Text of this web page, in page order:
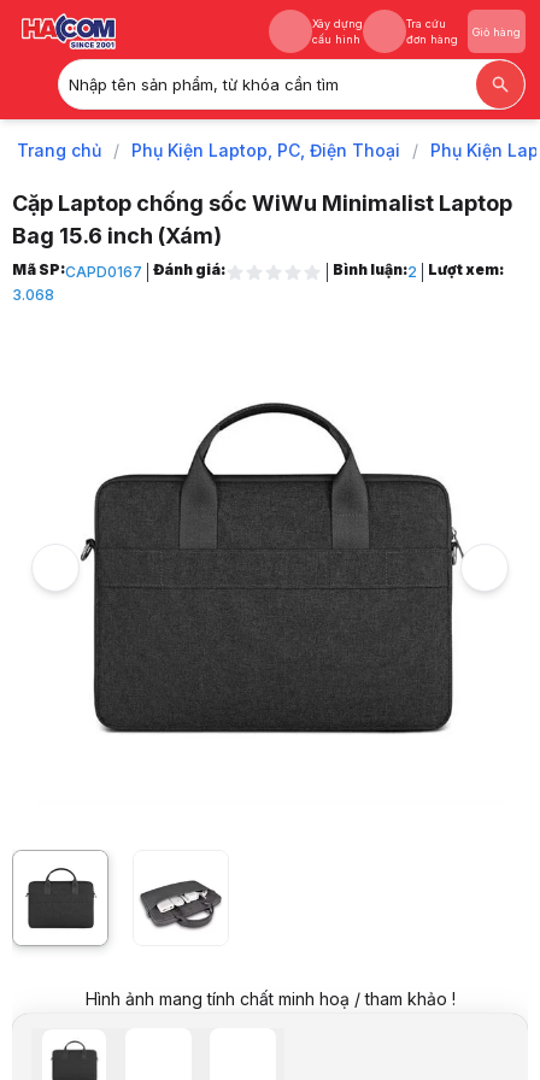
Xây dựng
cấu hình
Tra cứu
đơn hàng
Giỏ hàng
Nhập tên sản phẩm, từ khóa cần tìm
Xây dựng
Tra cứu
Trang chủ / Phụ Kiện Laptop, PC, Điện Thoại / Phụ Kiện
Cặp Laptop chống sốc WiWu Minimalist Laptop
Bag 15.6 inch (Xám)
Trang chủ
1
Cặp Laptop chống sốc WiWu Minimalist Laptop Bag 15.6 inch màu
Hình ảnh và video sản phẩm
Cặp Laptop chống sốc WiWu Minimalist Laptop Bag 15.6 inch màu
Giá niêm yết:449.000 VND
Giá mua online:
199.000 VND
Tiết kiệm 250.000 VND (-56%)
Giá mua trả góp (6 tháng): 33.167 VND / tháng
16.584 VND / tháng
Giá đã bao gồm VAT
Mã sản phẩm:
CAPD0167
Thương hiệu:WIWU
Dòng sản phẩm
Chất liệu
Mô tả sản phẩm
WiWu Minimalist Laptop Bag 15.6 inch Xám
Thiết kế hiện đại với gam màu xám thanh lịch
Những điểm nổi bật của WiWu Minimalist Laptop Bag 15.6 inch Xám
Bảo vệ laptop với lớp chống sốc
Thiết kế dành cho laptop 15.6 inch
Mã SP:CAPD0167 Đánh giá: Bình luận:2
Lượt xem:
3.068
Hình ảnh mang tính chất minh hoạ / tham khảo !